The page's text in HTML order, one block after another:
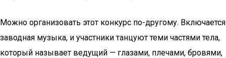
Можно организовать этот конкурс по-другому. Включается
заводная музыка, и участники танцуют теми частями тела,
который называет ведущий — глазами, плечами, бровями,